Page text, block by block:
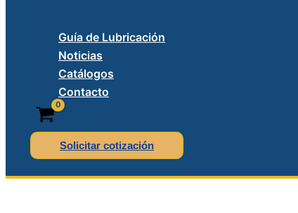
Guía de Lubricación
Noticias
Catálogos
Contacto
Solicitar cotización